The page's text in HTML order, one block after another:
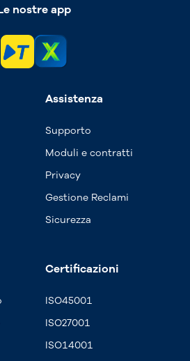
nostre app
Assistenza
Supporto
Moduli e contratti
Privacy
Gestione Reclami
Sicurezza
Certificazioni
ISO45001
ISO27001
ISO14001